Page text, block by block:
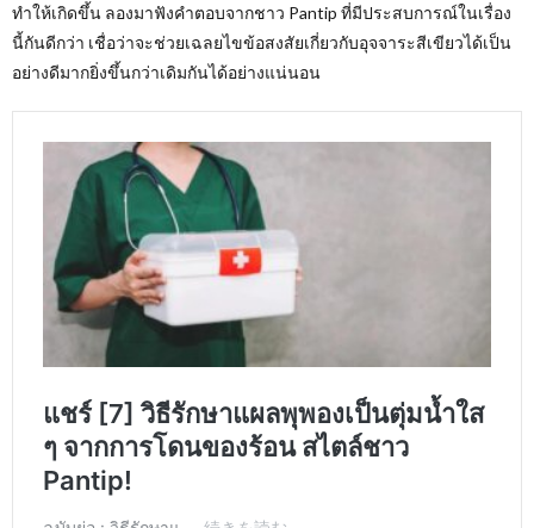
ทำให้เกิดขึ้น ลองมาฟังคำตอบจากชาว Pantip ที่มีประสบการณ์ในเรื่อง
นี้กันดีกว่า เชื่อว่าจะช่วยเฉลยไขข้อสงสัยเกี่ยวกับอุจจาระสีเขียวได้เป็น
อย่างดีมากยิ่งขึ้นกว่าเดิมกันได้อย่างแน่นอน